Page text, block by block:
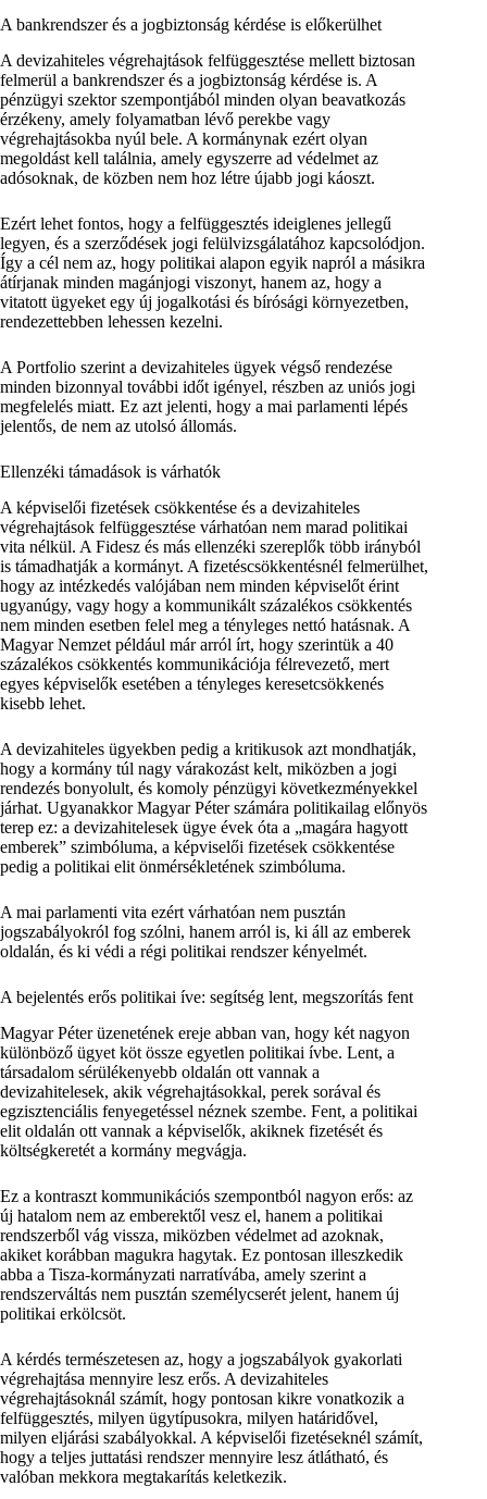
A bankrendszer és a jogbiztonság kérdése is előkerülhet
A devizahiteles végrehajtások felfüggesztése mellett biztosan
felmerül a bankrendszer és a jogbiztonság kérdése is. A
pénzügyi szektor szempontjából minden olyan beavatkozás
érzékeny, amely folyamatban lévő perekbe vagy
végrehajtásokba nyúl bele. A kormánynak ezért olyan
megoldást kell találnia, amely egyszerre ad védelmet az
adósoknak, de közben nem hoz létre újabb jogi káoszt.
Ezért lehet fontos, hogy a felfüggesztés ideiglenes jellegű
legyen, és a szerződések jogi felülvizsgálatához kapcsolódjon.
Így a cél nem az, hogy politikai alapon egyik napról a másikra
átírjanak minden magánjogi viszonyt, hanem az, hogy a
vitatott ügyeket egy új jogalkotási és bírósági környezetben,
rendezettebben lehessen kezelni.
A Portfolio szerint a devizahiteles ügyek végső rendezése
minden bizonnyal további időt igényel, részben az uniós jogi
megfelelés miatt. Ez azt jelenti, hogy a mai parlamenti lépés
jelentős, de nem az utolsó állomás.
Ellenzéki támadások is várhatók
A képviselői fizetések csökkentése és a devizahiteles
végrehajtások felfüggesztése várhatóan nem marad politikai
vita nélkül. A Fidesz és más ellenzéki szereplők több irányból
is támadhatják a kormányt. A fizetéscsökkentésnél felmerülhet,
hogy az intézkedés valójában nem minden képviselőt érint
ugyanúgy, vagy hogy a kommunikált százalékos csökkentés
nem minden esetben felel meg a tényleges nettó hatásnak. A
Magyar Nemzet például már arról írt, hogy szerintük a 40
százalékos csökkentés kommunikációja félrevezető, mert
egyes képviselők esetében a tényleges keresetcsökkenés
kisebb lehet.
A devizahiteles ügyekben pedig a kritikusok azt mondhatják,
hogy a kormány túl nagy várakozást kelt, miközben a jogi
rendezés bonyolult, és komoly pénzügyi következményekkel
járhat. Ugyanakkor Magyar Péter számára politikailag előnyös
terep ez: a devizahitelesek ügye évek óta a „magára hagyott
emberek” szimbóluma, a képviselői fizetések csökkentése
pedig a politikai elit önmérsékletének szimbóluma.
A mai parlamenti vita ezért várhatóan nem pusztán
jogszabályokról fog szólni, hanem arról is, ki áll az emberek
oldalán, és ki védi a régi politikai rendszer kényelmét.
A bejelentés erős politikai íve: segítség lent, megszorítás fent
Magyar Péter üzenetének ereje abban van, hogy két nagyon
különböző ügyet köt össze egyetlen politikai ívbe. Lent, a
társadalom sérülékenyebb oldalán ott vannak a
devizahitelesek, akik végrehajtásokkal, perek sorával és
egzisztenciális fenyegetéssel néznek szembe. Fent, a politikai
elit oldalán ott vannak a képviselők, akiknek fizetését és
költségkeretét a kormány megvágja.
Ez a kontraszt kommunikációs szempontból nagyon erős: az
új hatalom nem az emberektől vesz el, hanem a politikai
rendszerből vág vissza, miközben védelmet ad azoknak,
akiket korábban magukra hagytak. Ez pontosan illeszkedik
abba a Tisza-kormányzati narratívába, amely szerint a
rendszerváltás nem pusztán személycserét jelent, hanem új
politikai erkölcsöt.
A kérdés természetesen az, hogy a jogszabályok gyakorlati
végrehajtása mennyire lesz erős. A devizahiteles
végrehajtásoknál számít, hogy pontosan kikre vonatkozik a
felfüggesztés, milyen ügytípusokra, milyen határidővel,
milyen eljárási szabályokkal. A képviselői fizetéseknél számít,
hogy a teljes juttatási rendszer mennyire lesz átlátható, és
valóban mekkora megtakarítás keletkezik.